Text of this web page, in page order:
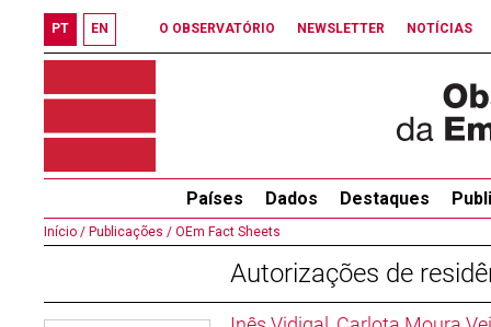
PT EN O OBSERVATÓRIO NEWSLETTER NOTÍCIAS
Países Dados Destaques
Início / Publicações / OEm Fact Sheets
Autorizações de